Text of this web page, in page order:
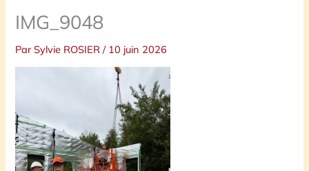
IMG_9048
ParSylvie ROSIER/ 10 juin 2026